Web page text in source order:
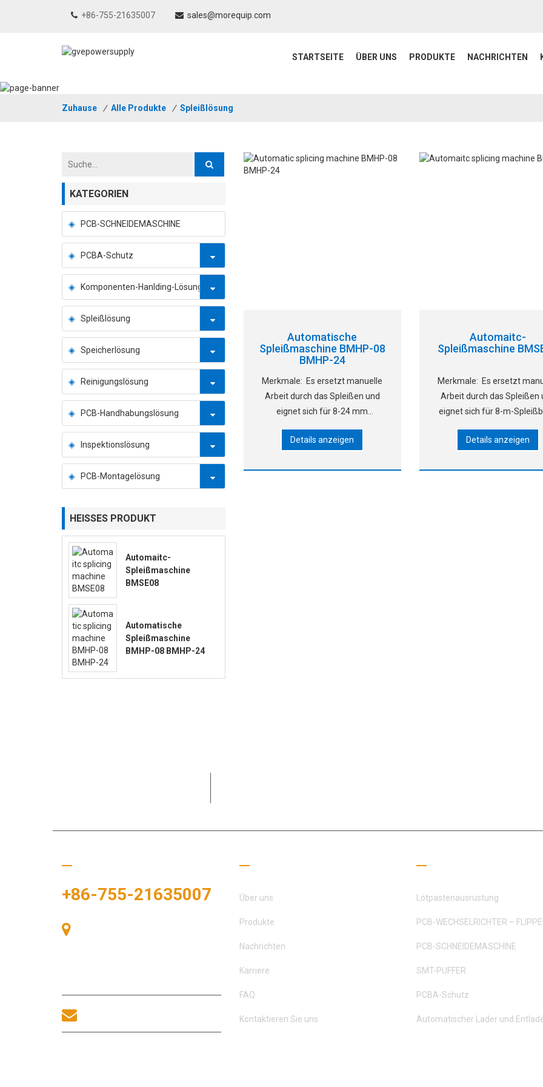
+86-755-21635007 sales@morequip.com
STARTSEITE ÜBER UNS PRODUKTE NACHRICHTEN
Zuhause / Alle Produkte / Spleißlösung
Automatische
Spleißmaschine BMHP-08
BMHP-24
Merkmale: Es ersetzt manuelle
Arbeit durch das Spleißen und
eignet sich für 8-24 mm
des Barcode-Vergleichs, erkennt
Komponentenrollen, Schriftart
Details anzeigen
Automaitc-
Spleißmaschine
Merkmale: Es ersetzt
Arbeit durch das Spleißen
eignet sich für 8-m-
Durchlaufverhältnis sind
Produktionseffizienz zu
Details anzeigen
KATEGORIEN
PCB-SCHNEIDEMASCHINE
PCBA-Schutz
Komponenten-Hanlding-Lösung
Spleißlösung
Speicherlösung
Reinigungslösung
PCB-Handhabungslösung
Inspektionslösung
PCB-Montagelösung
HEISSES PRODUKT
Automaitc-
Spleißmaschine
BMSE08
Automatische
Spleißmaschine
BMHP-08 BMHP-24
+86-755-21635007 Über uns
Produkte
Nachrichten
Karriere
FAQ
Kontaktieren Sie uns
Lötpastenausrüstung
PCB-WECHSELRICHTER –
PCB-SCHNEIDEMASCHINE
SMT-PUFFER
PCBA-Schutz
Automatischer Lader und